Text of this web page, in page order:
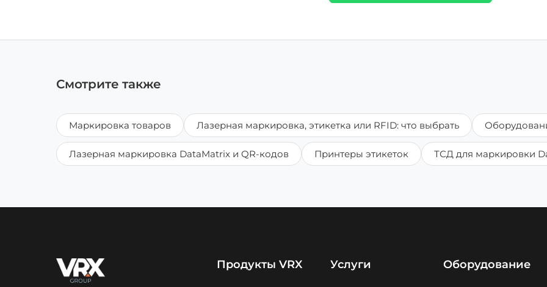
Смотрите также
Маркировка товаров Лазерная маркировка, этикетка или RFID: что выбрать
Лазерная маркировка DataMatrix и QR-кодов Принтеры этикеток ТСД для маркировки
Продукты VRX Услуги Оборудование